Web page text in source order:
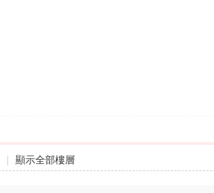
| 顯示全部樓層